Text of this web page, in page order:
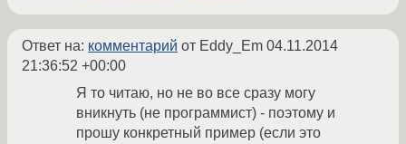
Ответ на: комментарий от Eddy_Em 04.11.2014
21:36:52 +00:00
Я то читаю, но не во все сразу могу
вникнуть (не программист) - поэтому и
прошу конкретный пример (если это